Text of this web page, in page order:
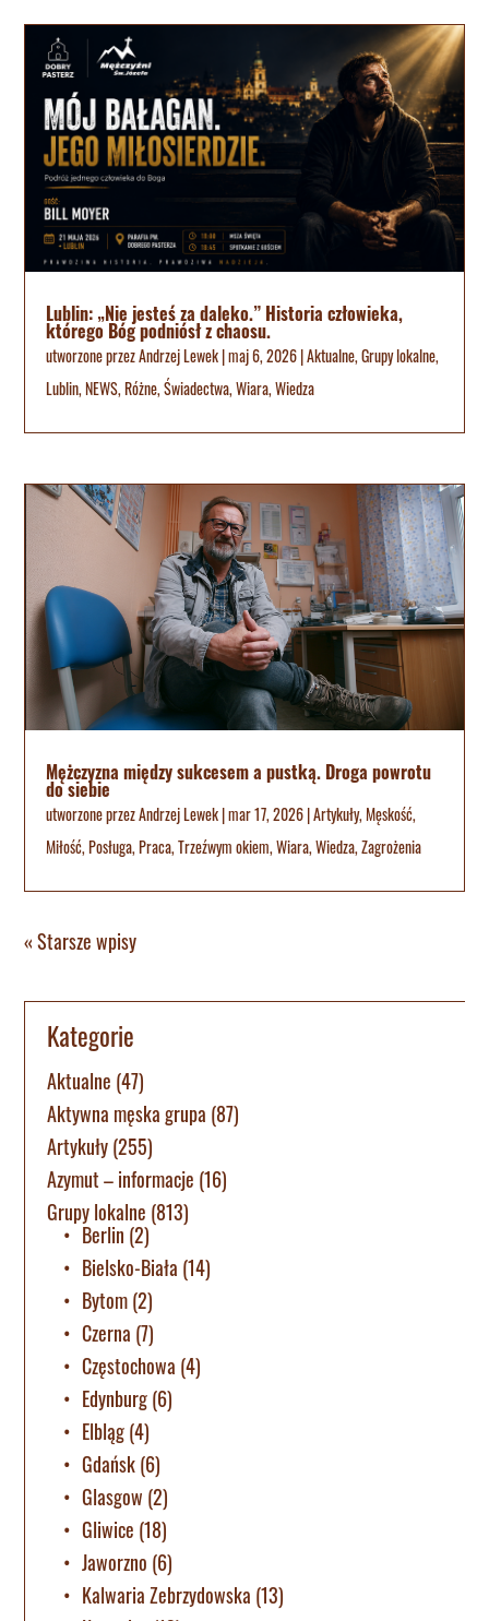
Lublin: „Nie jesteś za daleko.” Historia człowieka,
którego Bóg podniósł z chaosu.
utworzone przezAndrzej Lewek|maj 6, 2026|Aktualne,Grupy lokalne,
Lublin,NEWS,Różne,Świadectwa,Wiara,Wiedza
Mężczyzna między sukcesem a pustką. Droga powrotu
do siebie
utworzone przezAndrzej Lewek|mar 17, 2026|Artykuły,Męskość,
Miłość,Posługa,Praca,Trzeźwym okiem,Wiara,Wiedza,Zagrożenia
« Starsze wpisy
Kategorie
Aktualne (47)
Aktywna męska grupa (87)
Artykuły(255)
Azymut – informacje (16)
Grupy lokalne (813)
Berlin (2)
Bielsko-Biała (14)
Bytom(2)
Czerna (7)
Częstochowa (4)
Edynburg(6)
Elbląg(4)
Gdańsk(6)
Glasgow (2)
Gliwice (18)
Jaworzno (6)
Kalwaria Zebrzydowska (13)